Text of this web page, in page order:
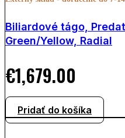
Biliardové tágo,
Green/Yellow, Radial
€1,679.00
Pridať do košíka